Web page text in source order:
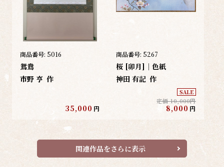
商品番号: 5016
鴛鴦
市野 亨 作
35,000 円
商品番号: 5267
桜 [卯月]｜色紙
神田 有記 作
SALE
定価 10,000円
8,000 円
関連作品をさらに表示